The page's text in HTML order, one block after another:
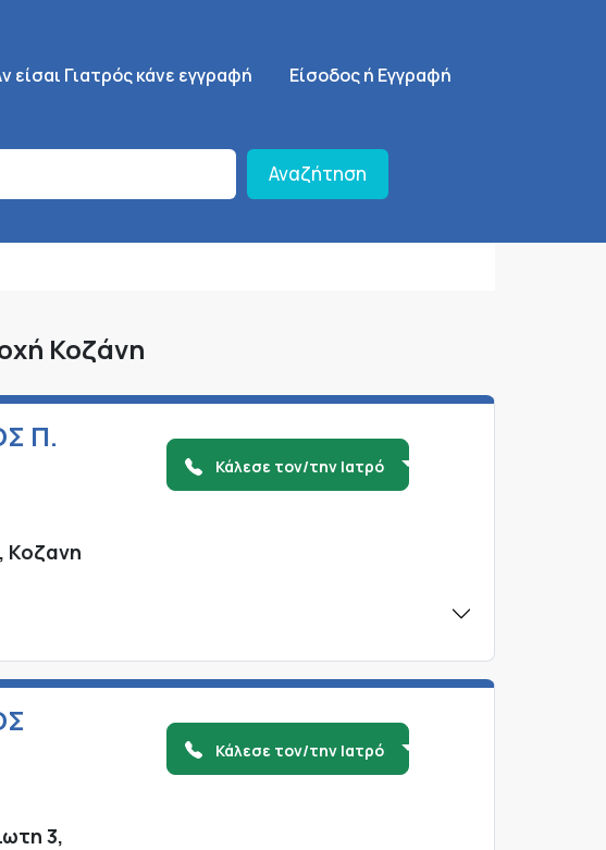
πλοήγηση
είσαι Γιατρός κάνε εγγραφή SignUp Menu
Είσοδος ή Εγγραφή
Αναζήτηση
Κοζάνη
Π.
Κοζανη
Κάλεσε τον/την Ιατρό
3,
Κάλεσε τον/την Ιατρό